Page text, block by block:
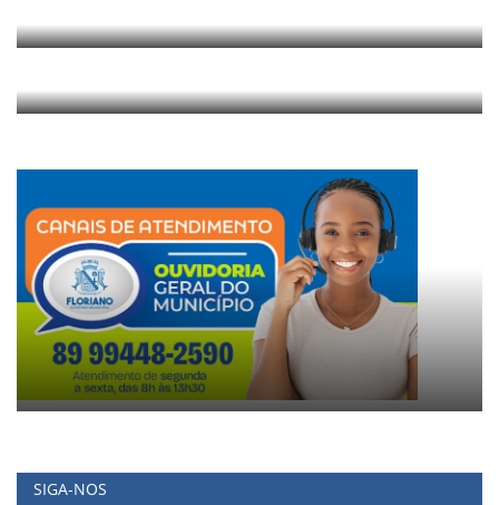
SIGA-NOS